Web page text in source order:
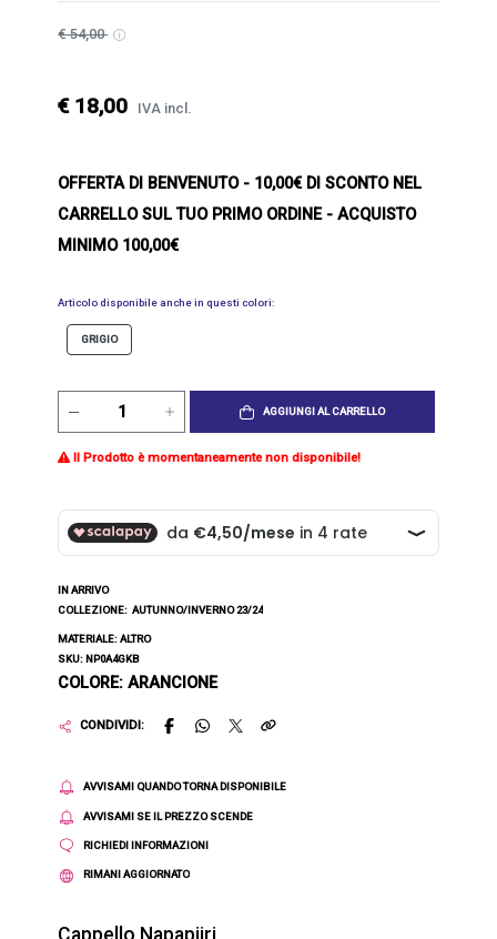
€ 54,00
€ 18,00 IVA incl.
OFFERTA DI BENVENUTO- 10,00€ DI SCONTO NEL
CARRELLO SUL TUO PRIMO ORDINE - ACQUISTO
MINIMO 100,00€
Articolo disponibile anche in questi colori:
GRIGIO
AGGIUNGI AL CARRELLO
Il Prodotto è momentaneamente non disponibile!
IN ARRIVO
COLLEZIONE: AUTUNNO/INVERNO 23/24
MATERIALE: ALTRO
SKU: NP0A4GKB
COLORE: ARANCIONE
CONDIVIDI:
AVVISAMI QUANDO TORNA DISPONIBILE
AVVISAMI SE IL PREZZO SCENDE
RICHIEDI INFORMAZIONI
RIMANI AGGIORNATO
Cappello Napapijri